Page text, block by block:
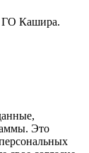
ГО Кашира.
Это